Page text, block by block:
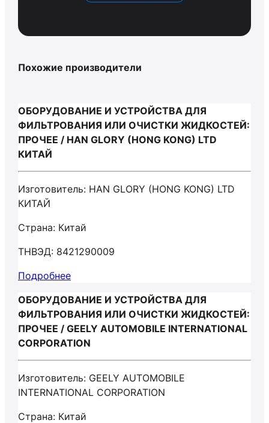
Похожие производители
ОБОРУДОВАНИЕ И УСТРОЙСТВА ДЛЯ
ФИЛЬТРОВАНИЯ ИЛИ ОЧИСТКИ ЖИДКОСТЕЙ:
ПРОЧЕЕ / HAN GLORY (HONG KONG) LTD
КИТАЙ
Изготовитель: HAN GLORY (HONG KONG) LTD
КИТАЙ
Страна: Китай
ТНВЭД: 8421290009
Подробнее
ОБОРУДОВАНИЕ И УСТРОЙСТВА ДЛЯ
ФИЛЬТРОВАНИЯ ИЛИ ОЧИСТКИ ЖИДКОСТЕЙ:
ПРОЧЕЕ / GEELY AUTOMOBILE INTERNATIONAL
CORPORATION
Изготовитель: GEELY AUTOMOBILE
INTERNATIONAL CORPORATION
Страна: Китай